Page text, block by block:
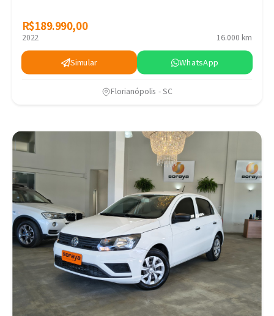
R$189.990,00
R$189.990,00
2022 16.000 km
Simular WhatsApp
Florianópolis - SC